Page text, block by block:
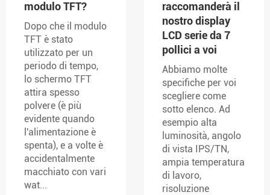
modulo TFT?
Dopo che il modulo
TFT è stato
utilizzato per un
periodo di tempo,
lo schermo TFT
attira spesso
polvere (è più
evidente quando
l'alimentazione è
spenta), e a volte è
accidentalmente
macchiato con vari
wat...
raccomanderà il
nostro display
LCD serie da 7
pollici a voi
Abbiamo molte
specifiche per voi
scegliere come
sotto elenco. Ad
esempio alta
luminosità, angolo
di vista IPS/TN,
ampia temperatura
di lavoro,
risoluzione